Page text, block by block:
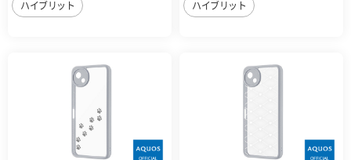
ハイブリット ハイブリット